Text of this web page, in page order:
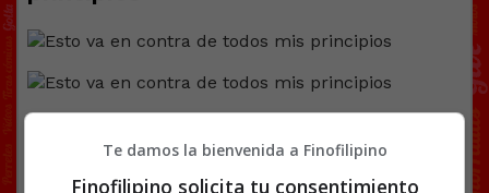
Facebook
TwitterWhatsApp
GmailCopy
Te damos la bienvenida a Finofilipino
Finofilipino solicita tu consentimiento